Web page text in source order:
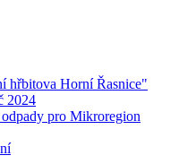
hřbitova Horní Řasnice"
2024
pro Mikroregion